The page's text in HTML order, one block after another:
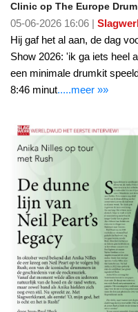
Clinic op The Europe
05-06-2026 16:06 |
Hij gaf het al aan, de dag
Show 2026: 'ik ga iets heel
een minimale drumkit
8:46 minut.....meer »»